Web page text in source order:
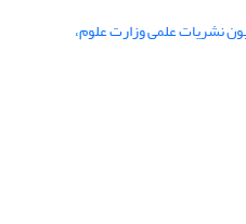
نشریات علمی وزارت علوم،